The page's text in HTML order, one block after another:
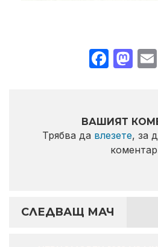
ВАШИЯТ
Трябва да влезете, за
СЛЕДВАЩ МАЧ